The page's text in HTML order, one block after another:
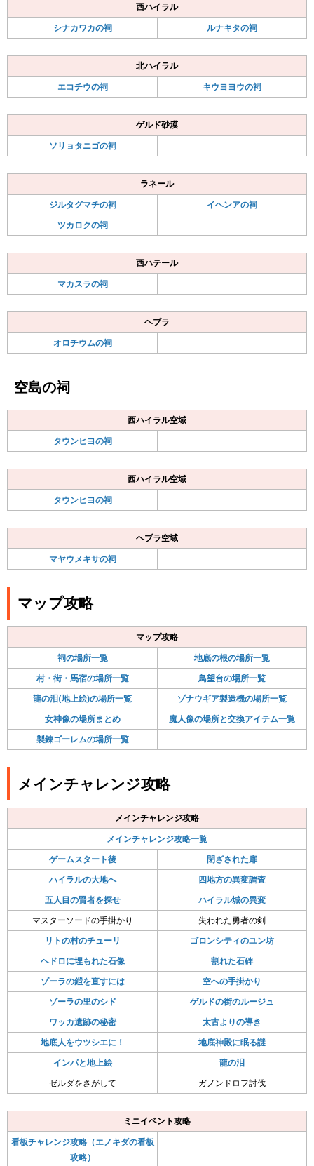
西ハイラル
シナカワカの祠
ルナキタの祠
北ハイラル
エコチウの祠
キウヨヨウの祠
ゲルド砂漠
ソリョタニゴの祠
ラネール
ジルタグマチの祠
イヘンアの祠
ツカロクの祠
西ハテール
マカスラの祠
ヘブラ
オロチウムの祠
空島の祠
西ハイラル空域
タウンヒヨの祠
西ハイラル空域
タウンヒヨの祠
ヘブラ空域
マヤウメキサの祠
マップ攻略
マップ攻略
祠の場所一覧
地底の根の場所一覧
村・街・馬宿の場所一覧
鳥望台の場所一覧
龍の泪(地上絵)の場所一覧
ゾナウギア製造機の場所一覧
女神像の場所まとめ
魔人像の場所と交換アイテム一覧
製錬ゴーレムの場所一覧
メインチャレンジ攻略
メインチャレンジ攻略
メインチャレンジ攻略一覧
ゲームスタート後
閉ざされた扉
ハイラルの大地へ
四地方の異変調査
五人目の賢者を探せ
ハイラル城の異変
マスターソードの手掛かり
失われた勇者の剣
リトの村のチューリ
ゴロンシティのユン坊
ヘドロに埋もれた石像
割れた石碑
ゾーラの鎧を直すには
空への手掛かり
ゾーラの里のシド
ゲルドの街のルージュ
ワッカ遺跡の秘密
太古よりの導き
地底人をウツシエに！
地底神殿に眠る謎
インパと地上絵
龍の泪
ゼルダをさがして
ガノンドロフ討伐
ミニイベント攻略
看板チャレンジ攻略（エノキダの看板
攻略）